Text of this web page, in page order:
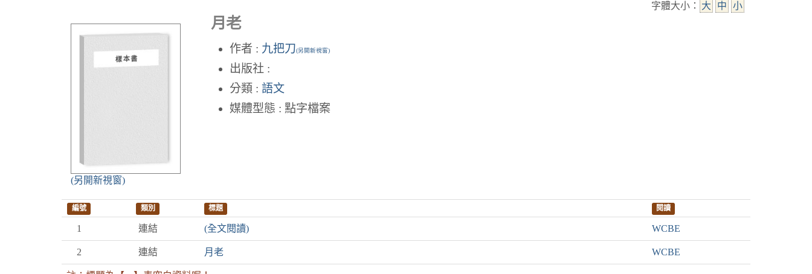
字體大小： 大 中 小
(另開新視窗)
月老
作者 : 九把刀(另開新視窗)
出版社 :
分類 : 語文
媒體型態 : 點字檔案
編號 類別 標題 閱讀
1 連結 (全文閱讀) WCBE
2 連結 月老 WCBE